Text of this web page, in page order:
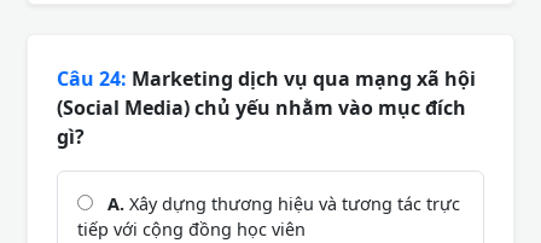
Câu 24: Marketing dịch vụ qua mạng xã hội
(Social Media) chủ yếu nhằm vào mục đích
gì?
A. Xây dựng thương hiệu và tương tác trực
tiếp với cộng đồng học viên